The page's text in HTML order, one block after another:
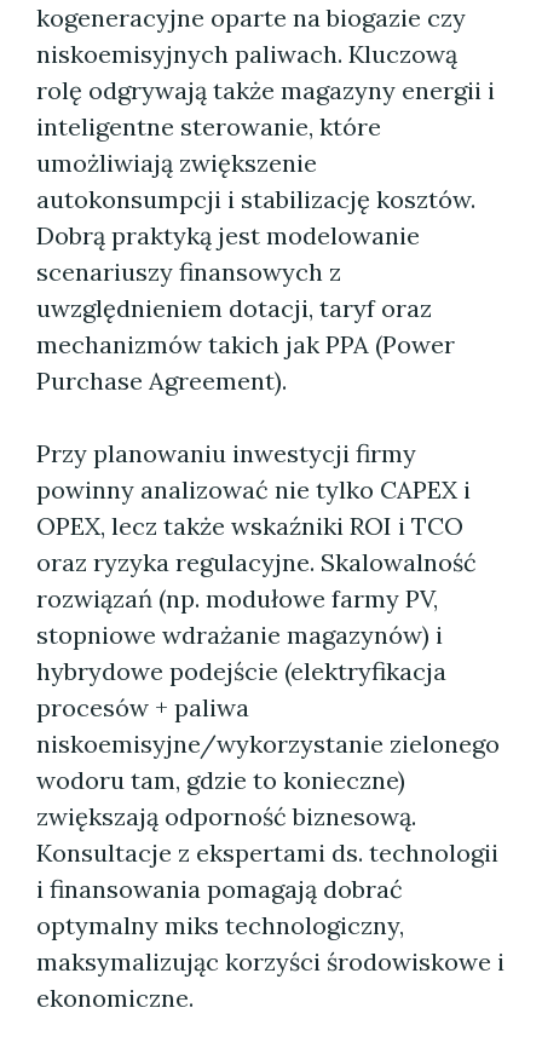
kogeneracyjne oparte na biogazie czy
niskoemisyjnych paliwach. Kluczową
rolę odgrywają także magazyny energii i
inteligentne sterowanie, które
umożliwiają zwiększenie
autokonsumpcji i stabilizację kosztów.
Dobrą praktyką jest modelowanie
scenariuszy finansowych z
uwzględnieniem dotacji, taryf oraz
mechanizmów takich jak PPA (Power
Purchase Agreement).
Przy planowaniu inwestycji firmy
powinny analizować nie tylko CAPEX i
OPEX, lecz także wskaźniki ROI i TCO
oraz ryzyka regulacyjne. Skalowalność
rozwiązań (np. modułowe farmy PV,
stopniowe wdrażanie magazynów) i
hybrydowe podejście (elektryfikacja
procesów + paliwa
niskoemisyjne/wykorzystanie zielonego
wodoru tam, gdzie to konieczne)
zwiększają odporność biznesową.
Konsultacje z ekspertami ds. technologii
i finansowania pomagają dobrać
optymalny miks technologiczny,
maksymalizując korzyści środowiskowe i
ekonomiczne.